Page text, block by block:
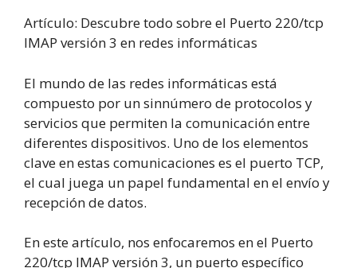
Artículo: Descubre todo sobre el Puerto 220/tcp
IMAP versión 3 en redes informáticas
El mundo de las redes informáticas está
compuesto por un sinnúmero de protocolos y
servicios que permiten la comunicación entre
diferentes dispositivos. Uno de los elementos
clave en estas comunicaciones es el puerto TCP,
el cual juega un papel fundamental en el envío y
recepción de datos.
En este artículo, nos enfocaremos en el Puerto
220/tcp IMAP versión 3, un puerto específico